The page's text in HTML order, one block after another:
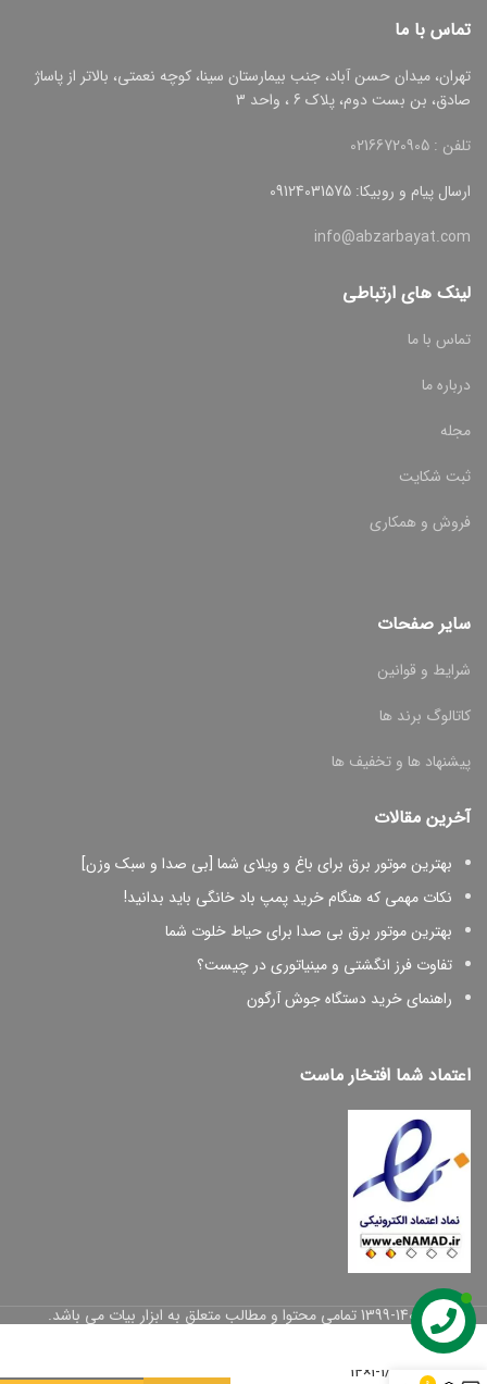
تماس با ما
تهران، میدان حسن آباد، جنب بیمارستان سینا، کوچه نعمتی، بالاتر از پاساژ
صادق، بن بست دوم، پلاک 6 ، واحد 3
تلفن : 02166720905
ارسال پیام و روبیکا: 09124031575
info@abzarbayat.com
لینک های ارتباطی
تماس با ما
درباره ما
مجله
ثبت شکایت
فروش و همکاری
سایر صفحات
شرایط و قوانین
کاتالوگ برند ها
پیشنهاد ها و تخفیف ها
آخرین مقالات
بهترین موتور برق برای باغ و ویلای شما [بی صدا و سبک وزن]
نکات مهمی که هنگام خرید پمپ باد خانگی باید بدانید!
بهترین موتور برق بی صدا برای حیاط خلوت شما
تفاوت فرز انگشتی و مینیاتوری در چیست؟
راهنمای خرید دستگاه جوش آرگون
اعتماد شما افتخار ماست
© 1399-1402 تمامی محتوا و مطالب متعلق به ابزار بیات می باشد.
شیروانی
بکسی
1/4-1×14